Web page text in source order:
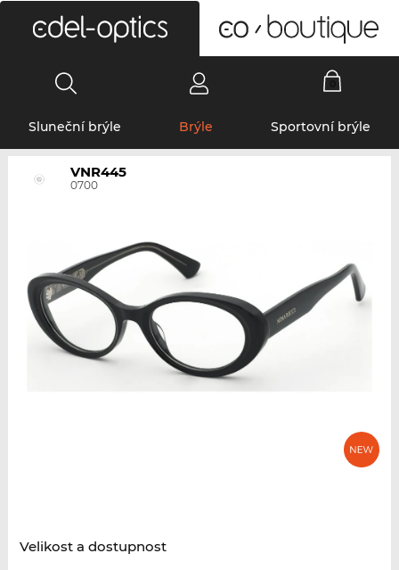
Sluneční brýle Brýle Sportovní brýle
VNR445
0700
Velikost a dostupnost